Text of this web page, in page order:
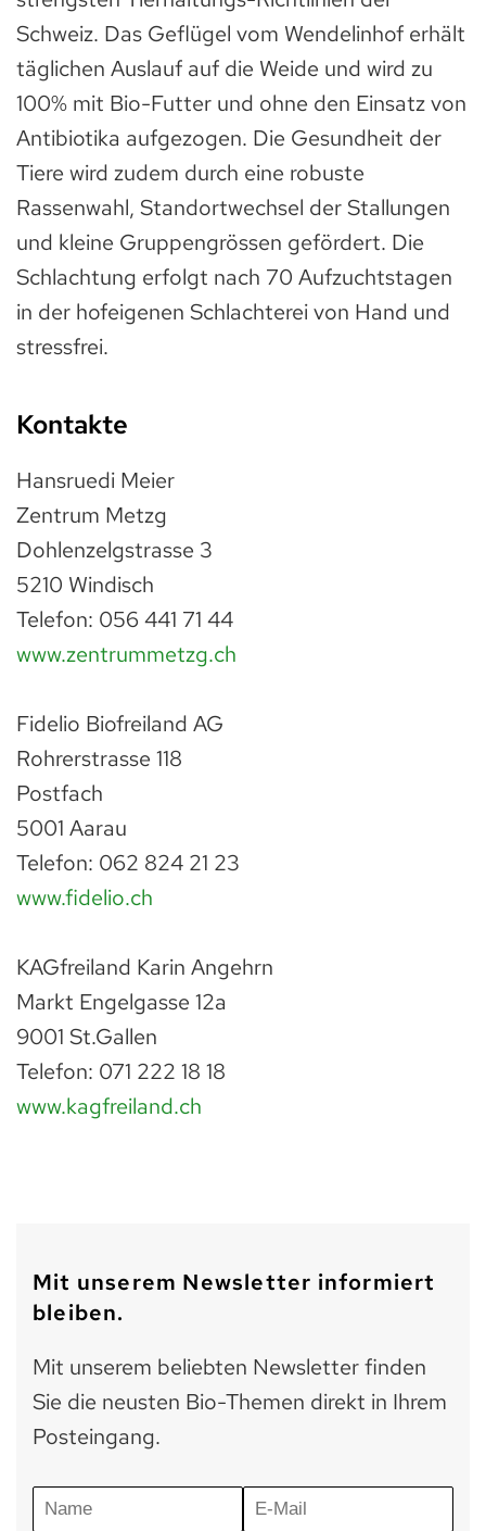
Schweiz. Das Geflügel vom Wendelinhof erhält
täglichen Auslauf auf die Weide und wird zu
100% mit Bio-Futter und ohne den Einsatz von
Antibiotika aufgezogen. Die Gesundheit der
Tiere wird zudem durch eine robuste
Rassenwahl, Standortwechsel der Stallungen
und kleine Gruppengrössen gefördert. Die
Schlachtung erfolgt nach 70 Aufzuchtstagen
in der hofeigenen Schlachterei von Hand und
stressfrei.
Kontakte
Hansruedi Meier
Zentrum Metzg
Dohlenzelgstrasse 3
5210 Windisch
Telefon: 056 441 71 44
www.zentrummetzg.ch
Fidelio Biofreiland AG
Rohrerstrasse 118
Postfach
5001 Aarau
Telefon: 062 824 21 23
www.fidelio.ch
KAGfreiland Karin Angehrn
Markt Engelgasse 12a
9001 St.Gallen
Telefon: 071 222 18 18
www.kagfreiland.ch
Mit unserem Newsletter informiert
bleiben.
Mit unserem beliebten Newsletter finden
Sie die neusten Bio-Themen direkt in Ihrem
Posteingang.